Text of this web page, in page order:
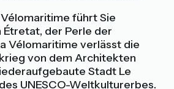
Vélomaritime führt Sie
Étretat, der Perle der
Vélomaritime verlässt die
von dem Architekten
Stadt Le
des UNESCO-Weltkulturerbes.